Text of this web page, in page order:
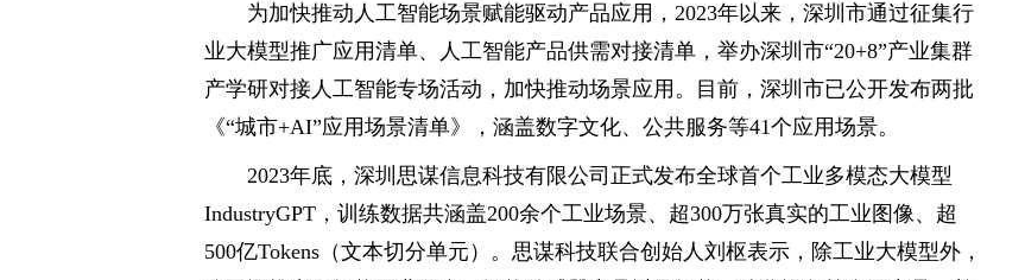
为加快推动人工智能场景赋能驱动产品应用，2023年以来，深圳市通过征集行
业大模型推广应用清单、人工智能产品供需对接清单，举办深圳市“20+8”产业集群
产学研对接人工智能专场活动，加快推动场景应用。目前，深圳市已公开发布两批
《“城市+AI”应用场景清单》，涵盖数字文化、公共服务等41个应用场景。
2023年底，深圳思谋信息科技有限公司正式发布全球首个工业多模态大模型
IndustryGPT，训练数据共涵盖200余个工业场景、超300万张真实的工业图像、超
500亿Tokens（文本切分单元）。思谋科技联合创始人刘枢表示，除工业大模型外，